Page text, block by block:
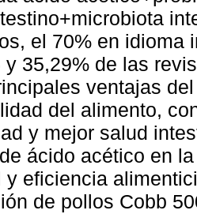
el 70% en idioma
y 35,29% de las
ventajas
del alimento,
y mejor salud
ácido acético en
y eficiencia
de pollos Cobb